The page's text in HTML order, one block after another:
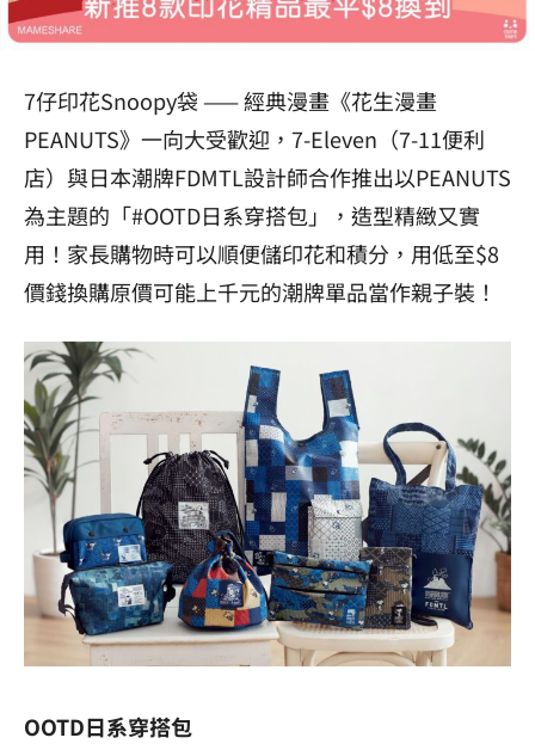
7仔印花Snoopy袋 —— 經典漫畫《花生漫畫
PEANUTS》一向大受歡迎，7-Eleven（7-11便利
店）與日本潮牌FDMTL設計師合作推出以PEANUTS
為主題的「#OOTD日系穿搭包」，造型精緻又實
用！家長購物時可以順便儲印花和積分，用低至$8
價錢換購原價可能上千元的潮牌單品當作親子裝！
OOTD日系穿搭包